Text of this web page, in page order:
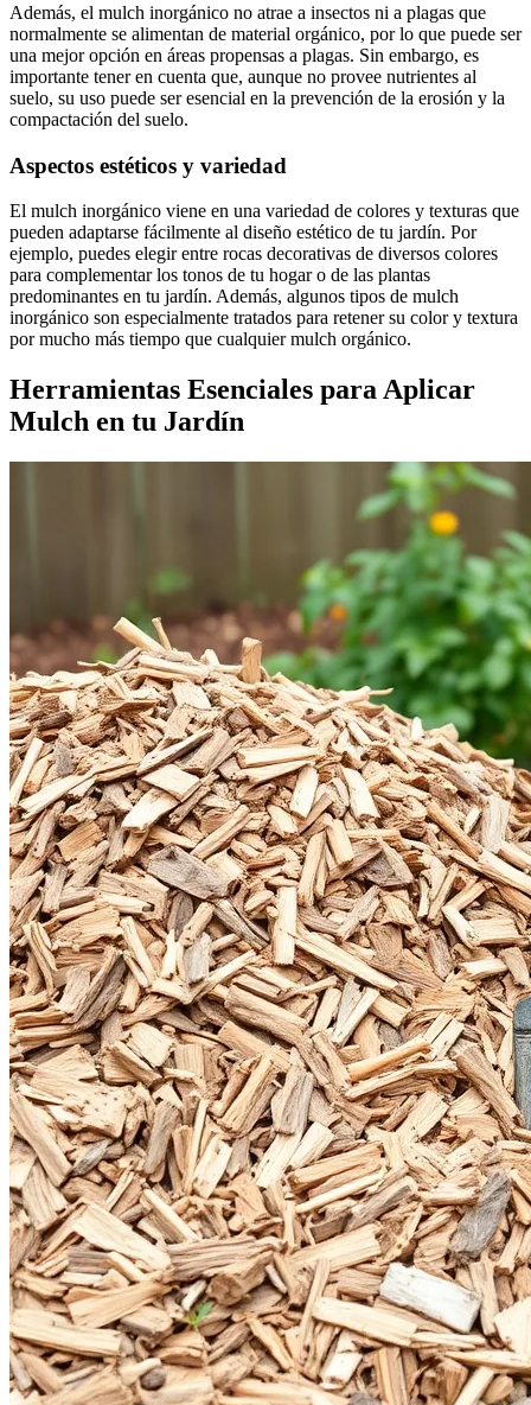
Además, el mulch inorgánico no atrae a insectos ni a plagas que
normalmente se alimentan de material orgánico, por lo que puede ser
una mejor opción en áreas propensas a plagas. Sin embargo, es
importante tener en cuenta que, aunque no provee nutrientes al
suelo, su uso puede ser esencial en la prevención de la erosión y la
compactación del suelo.
Aspectos estéticos y variedad
El mulch inorgánico viene en una variedad de colores y texturas que
pueden adaptarse fácilmente al diseño estético de tu jardín. Por
ejemplo, puedes elegir entre rocas decorativas de diversos colores
para complementar los tonos de tu hogar o de las plantas
predominantes en tu jardín. Además, algunos tipos de mulch
inorgánico son especialmente tratados para retener su color y textura
por mucho más tiempo que cualquier mulch orgánico.
Herramientas Esenciales para Aplicar
Mulch en tu Jardín